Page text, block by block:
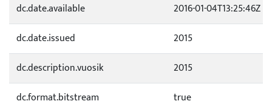
dc.date.available
2016-01-04T13:25:46Z
dc.date.issued
2015
dc.description.vuosik
2015
dc.format.bitstream
true